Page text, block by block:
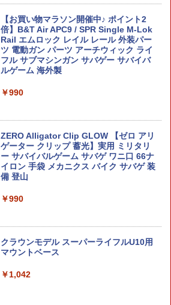
タミヤ クラフトツールシリーズ No.31
デカールバサミ プラモデル用工具 74031
￥1,856
トミーテック 1／12 LittleArmory
HG 1/144 『機動戦士ガンダム 閃光のハ
モデル)【クレジットカード決済限定】
ツ) 30MM 1／144 xEXM-000 ゼノヴァル
【中身はランダム】 トイストーリー ソ
フビパペットマスコット エイリアン リ
ミックス エンスカイ Disney ディズニー
￥660
ミックス エンスカイ Disney ディズニー
￥660
ポケモン30周年記念 モンコレ旅立ちの3
【お買い物マラソン開催中♪ ポイント2
倍】B&T Air APC9 / SPR Single M-Lok
Rail エムロック レイル レール 外装パー
ツ 電動ガン パーツ アーチウィック ライ
フル サブマシンガン サバゲー サバイバ
ルゲーム 海外製
￥990
ZERO Alligator Clip GLOW 【ゼロ アリ
ゲーター クリップ 蓄光】実用 ミリタリ
ー サバイバルゲーム サバゲ ワニ口 66ナ
イロン 手袋 メカニクス バイク サバゲ 装
備 登山
￥990
クラウンモデル スーパーライフルU10用
マウントベース
￥1,042